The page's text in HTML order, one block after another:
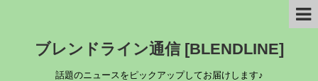
ブレンドライン通信 [BLENDLINE]
話題のニュースをピックアップしてお届けします♪